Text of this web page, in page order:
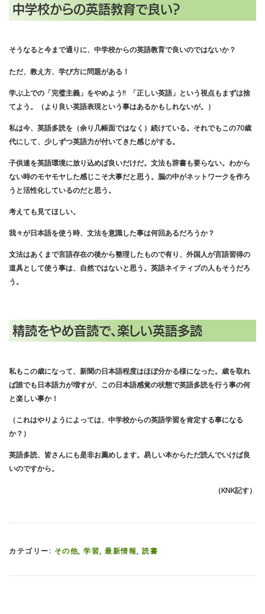
中学校からの英語教育で良い？
そうなると今まで通りに、中学校からの英語教育で良いのではないか？
ただ、教え方、学び方に問題がある！
学ぶ上での「完璧主義」をやめよう‼︎ 「正しい英語」という視点もまずは捨
てよう。（より良い英語表現という事はあるかもしれないが。）
私は今、英語多読を（余り几帳面ではなく）続けている。それでもこの70歳
代にして、少しずつ英語力が付いてきた感じがする。
子供達を英語環境に放り込めば良いだけだ。文法も辞書も要らない。わから
ない時のモヤモヤした感じこそ大事だと思う。脳の中がネットワークを作ろ
うと活性化しているのだと思う。
考えても見てほしい。
我々が日本語を使う時、文法を意識した事は何回あるだろうか？
文法はあくまで言語存在の後から整理したもので有り、外国人が言語習得の
道具として使う事は、自然ではないと思う。英語ネイティブの人もそうだろ
う。
精読をやめ音読で、 楽しい英語多読
私もこの歳になって、新聞の日本語程度はほぼ分かる様になった。歳を取れ
ば誰でも日本語力が増すが、この日本語感覚の状態で英語多読を行う事の何
と楽しい事か！
（これはやりようによっては、中学校からの英語学習を肯定する事になる
か？）
英語多読、皆さんにも是非お薦めします。易しい本からただ読んでいけば良
いのですから。
（KNK記す）
カテゴリー: その他, 学習, 最新情報, 読書